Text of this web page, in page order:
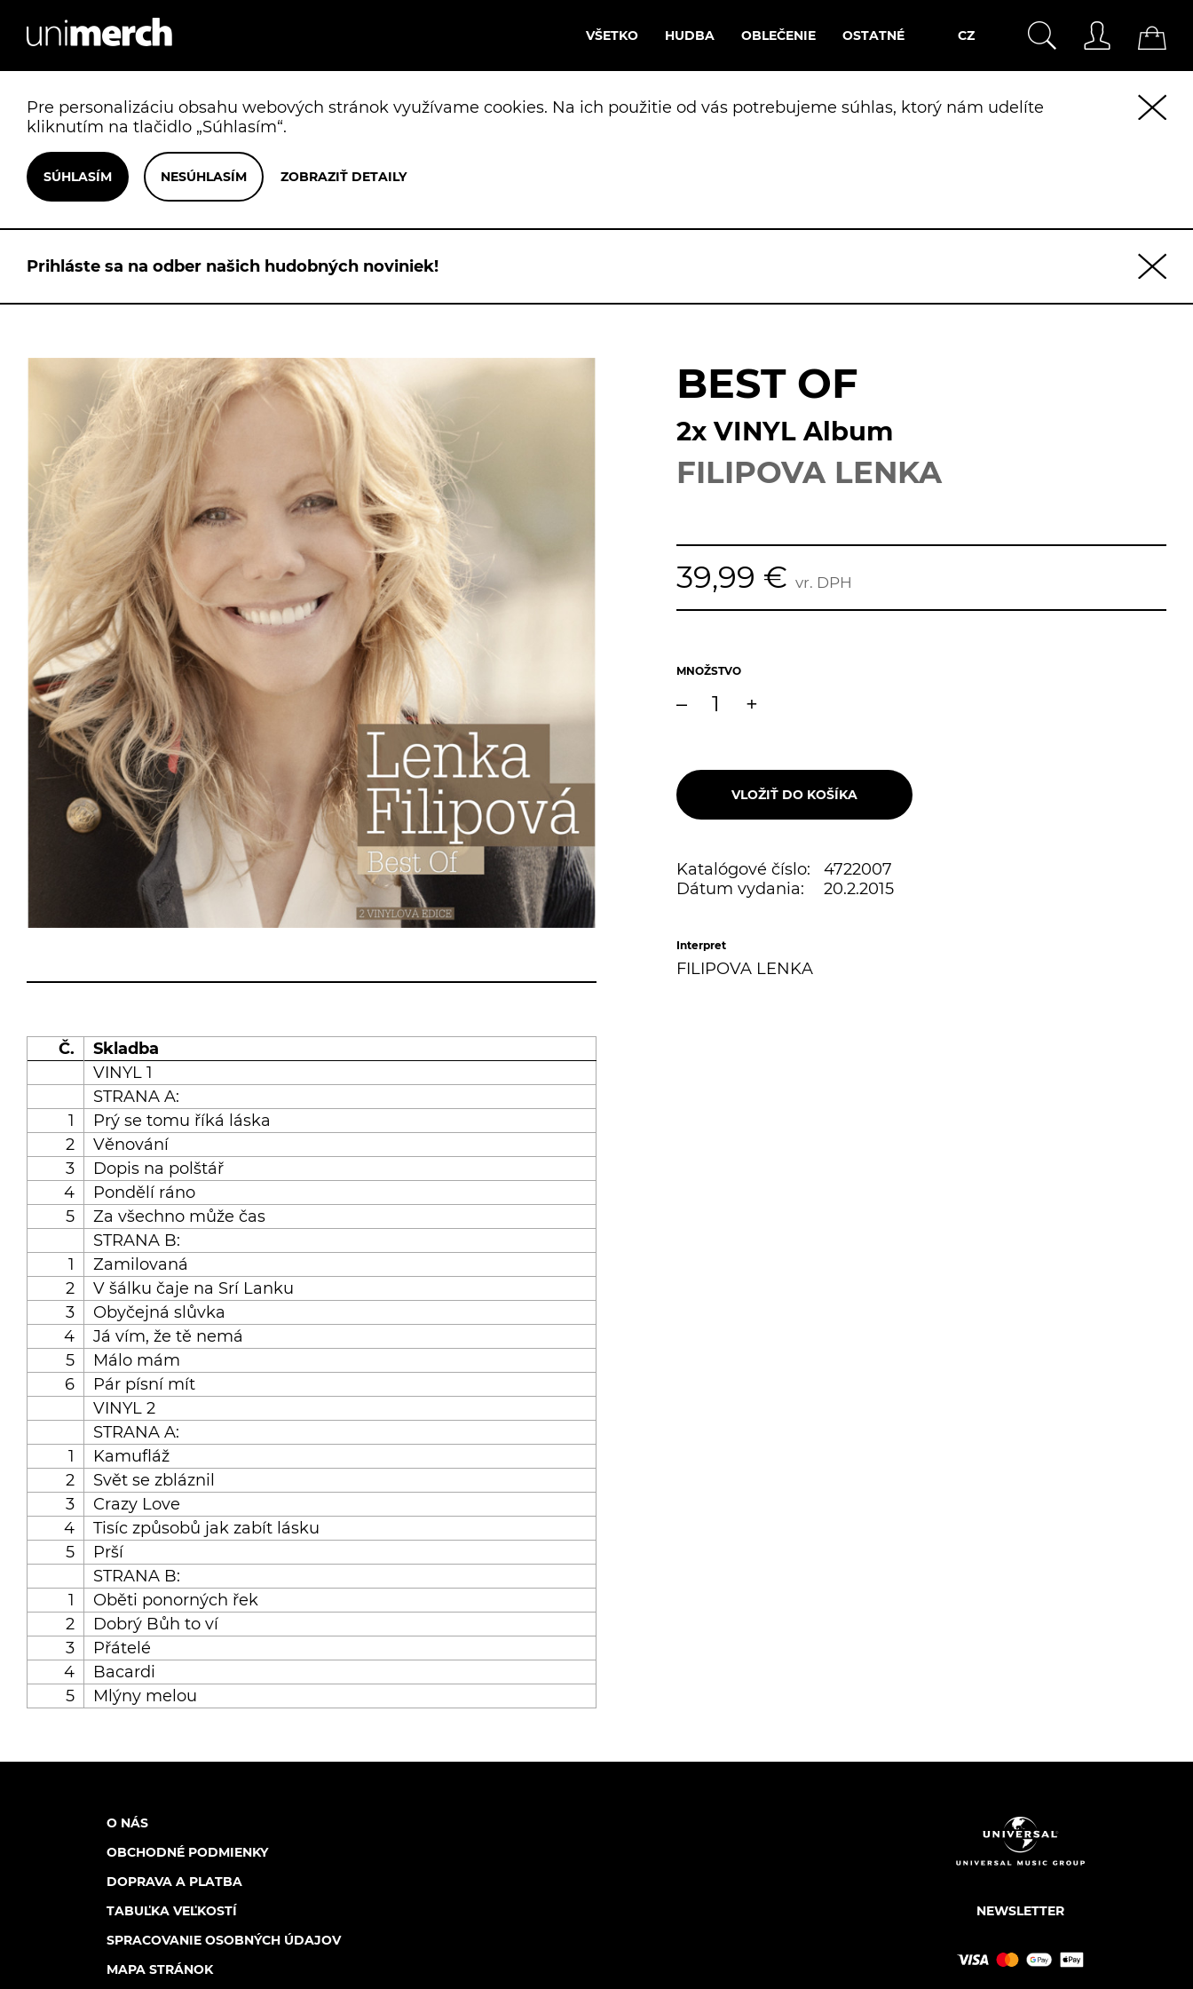
CZ
VŠETKO HUDBA OBLEČENIE OSTATNÉ
Pre personalizáciu obsahu webových stránok využívame cookies. Na ich použitie od vás potrebujeme súhlas, ktorý nám udelíte
kliknutím na tlačidlo „Súhlasím“.
Prihláste sa na odber našich hudobných noviniek!
BEST OF
2x VINYL Album
FILIPOVA LENKA
39,99 € vr. DPH
MNOŽSTVO
– +
Katalógové číslo:
4722007
Dátum vydania:
20.2.2015
Interpret
FILIPOVA LENKA
Č.
Skladba
VINYL 1
STRANA A:
1
Prý se tomu říká láska
2
Věnování
3
Dopis na polštář
4
Pondělí ráno
5
Za všechno může čas
STRANA B:
1
Zamilovaná
2
V šálku čaje na Srí Lanku
3
Obyčejná slůvka
4
Já vím, že tě nemá
5
Málo mám
6
Pár písní mít
VINYL 2
STRANA A:
1
Kamufláž
2
Svět se zbláznil
3
Crazy Love
4
Tisíc způsobů jak zabít lásku
5
Prší
STRANA B:
1
Oběti ponorných řek
2
Dobrý Bůh to ví
3
Přátelé
4
Bacardi
5
Mlýny melou
NEWSLETTER
O NÁS
OBCHODNÉ PODMIENKY
DOPRAVA A PLATBA
TABUĽKA VEĽKOSTÍ
SPRACOVANIE OSOBNÝCH ÚDAJOV
MAPA STRÁNOK